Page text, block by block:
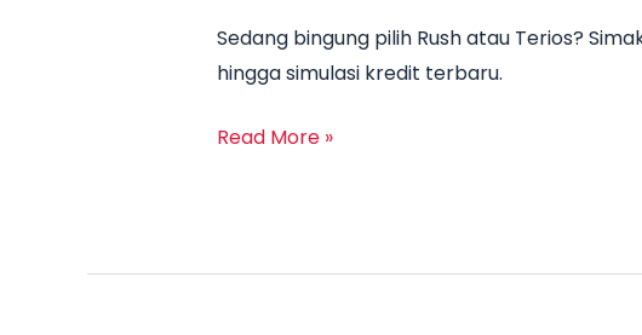
Sedang bingung pilih Rush atau Terios?
hingga simulasi kredit terbaru.
Read More »